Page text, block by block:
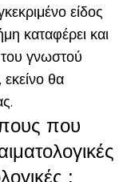
είδος
καταφέρει και
γνωστού
θα
που
;